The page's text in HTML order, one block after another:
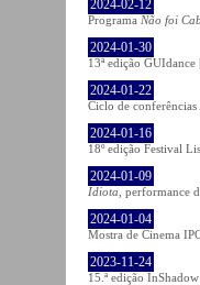
2024-02-12
Programa Não foi
2024-01-30
13ª edição
2024-01-22
Ciclo de conferências
2024-01-16
18º edição Festival
2024-01-09
Idiota , performance
2024-01-04
Mostra de Cinema
2023-11-24
15.ª edição